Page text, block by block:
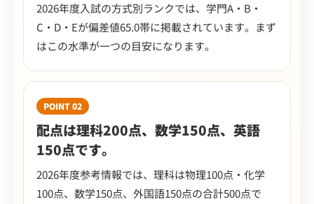
2026年度入試の方式別ランクでは、学門A・B・
C・D・Eが偏差値65.0帯に掲載されています。まず
はこの水準が一つの目安になります。
POINT 02
配点は理科200点、数学150点、英語
150点です。
2026年度参考情報では、理科は物理100点・化学
100点、数学150点、外国語150点の合計500点で